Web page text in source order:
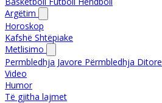
Argëtim
Horoskop
Kafshë Shtëpiake
Metlisimo
Permbledhja Javore Përmbledhja Ditore
Video
Humor
Të gjitha lajmet